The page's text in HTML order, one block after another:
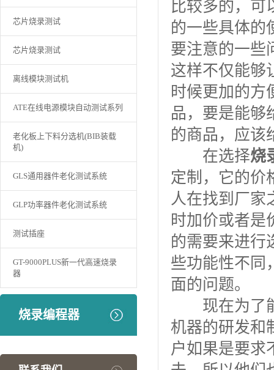
芯片烧录测试
芯片烧录测试
离线模块测试机
ATE在线电源模块自动测试系列
老化板上下料分选机(BIB装载
机)
GLS通用器件老化测试系统
GLP功率器件老化测试系统
测试插座
GT-9000PLUS新一代高速烧录
器
烧录编程器
比较多的，可
的一些具体的
要注意的一些
这样不仅能够
时候更加的方
品，要是能够
的商品，应该
在选择烧
定制，它的价
人在找到厂家
时加价或者是
的需要来进行
些功能性不同
面的问题。
现在为了能
机器的研发和
户如果是要求